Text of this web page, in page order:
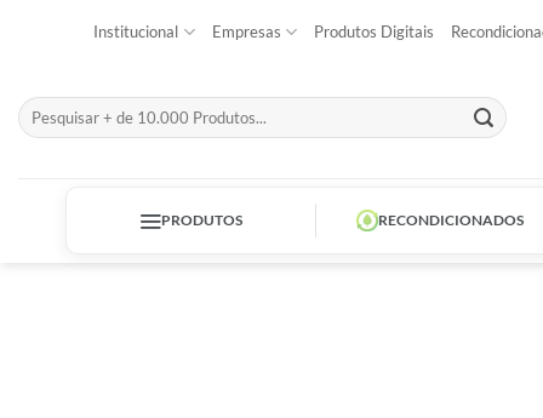
Institucional Empresas Produtos Digitais
Pesquisar
por:
PRODUTOS RECONDICIONADOS